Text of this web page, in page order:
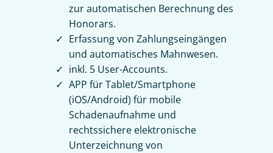
zur automatischen Berechnung des
Honorars.
Erfassung von Zahlungseingängen
und automatisches Mahnwesen.
inkl. 5 User-Accounts.
APP für Tablet/Smartphone
(iOS/Android) für mobile
Schadenaufnahme und
rechtssichere elektronische
Unterzeichnung von